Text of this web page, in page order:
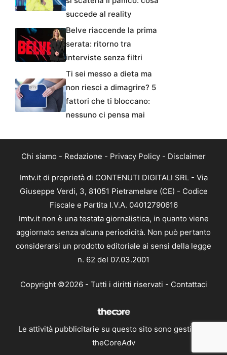
succede al reality
Belve riaccende la prima
serata: ritorno tra
interviste senza filtri
Ti sei messo a dieta ma
non riesci a dimagrire? 5
fattori che ti bloccano:
nessuno ci pensa mai
Chi siamo - Redazione - Privacy Policy - Disclaimer
Imtv.it di proprietà di CONTENUTI DIGITALI SRL - Via
Giuseppe Verdi, 3, 81051 Pietramelare (CE) - Codice
Fiscale e Partita I.V.A. 04012790616
Imtv.it non è una testata giornalistica, in quanto viene
aggiornato senza alcuna periodicità. Non può pertanto
considerarsi un prodotto editoriale ai sensi della legge
n. 62 del 07.03.2001
Copyright ©2026 - Tutti i diritti riservati - Contattaci
Le attività pubblicitarie su questo sito sono gestite da
theCoreAdv